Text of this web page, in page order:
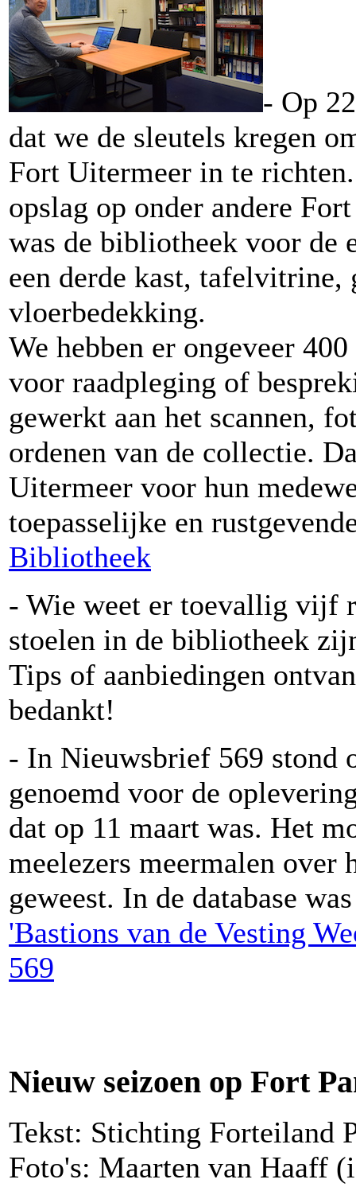
- Op
dat we de sleutels kregen
Fort Uitermeer in te
opslag op onder andere
was de bibliotheek voor de
een derde kast, tafelvitrine,
vloerbedekking.
We hebben er ongeveer
voor raadpleging of
gewerkt aan het scannen,
ordenen van de collectie.
Uitermeer voor hun
toepasselijke en
Bibliotheek
- Wie weet er toevallig vijf
stoelen in de bibliotheek
Tips of aanbiedingen
bedankt!
- In Nieuwsbrief 569 stond
genoemd voor de
dat op 11 maart was. Het
meelezers meermalen
geweest. In de database
'Bastions van de Vesting
569
Nieuw seizoen op Fort
Tekst: Stichting Forteiland
Foto's: Maarten van Haaff